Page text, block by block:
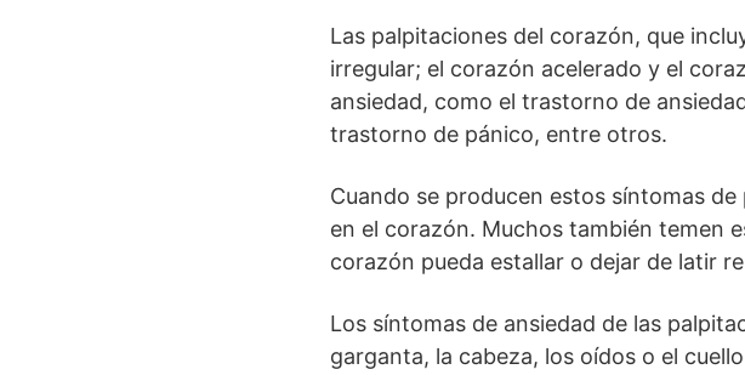
Las palpitaciones del corazón, que
irregular; el corazón acelerado y el
ansiedad, como el trastorno de
trastorno de pánico, entre otros.
Cuando se producen estos síntomas
en el corazón. Muchos también temen
corazón pueda estallar o dejar de latir
Los síntomas de ansiedad de las
garganta, la cabeza, los oídos o el